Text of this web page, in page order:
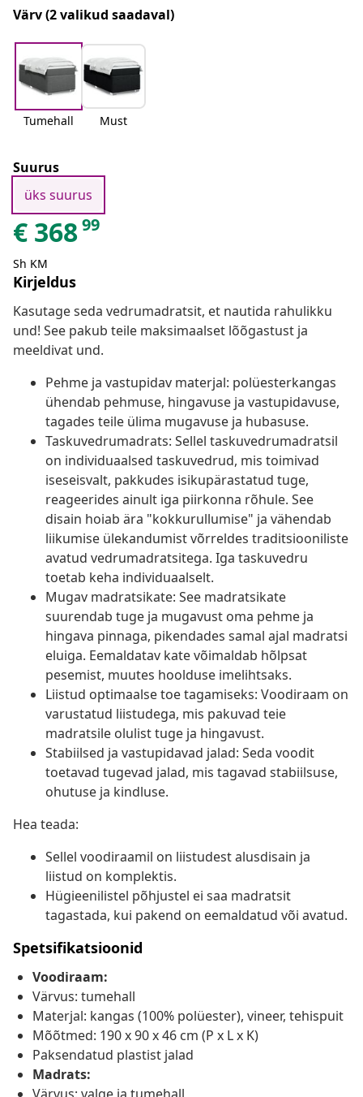
Värv(2 valikud saadaval)
Tumehall Must
Suurus
üks suurus
€ 36899
Sh KM
Kirjeldus
Kasutage seda vedrumadratsit, et nautida rahulikku
und! See pakub teile maksimaalset lõõgastust ja
meeldivat und.
Pehme ja vastupidav materjal: polüesterkangas
ühendab pehmuse, hingavuse ja vastupidavuse,
tagades teile ülima mugavuse ja hubasuse.
Taskuvedrumadrats: Sellel taskuvedrumadratsil
on individuaalsed taskuvedrud, mis toimivad
iseseisvalt, pakkudes isikupärastatud tuge,
reageerides ainult iga piirkonna rõhule. See
disain hoiab ära "kokkurullumise" ja vähendab
liikumise ülekandumist võrreldes traditsiooniliste
avatud vedrumadratsitega. Iga taskuvedru
toetab keha individuaalselt.
Mugav madratsikate: See madratsikate
suurendab tuge ja mugavust oma pehme ja
hingava pinnaga, pikendades samal ajal madratsi
eluiga. Eemaldatav kate võimaldab hõlpsat
pesemist, muutes hoolduse imelihtsaks.
Liistud optimaalse toe tagamiseks: Voodiraam on
varustatud liistudega, mis pakuvad teie
madratsile olulist tuge ja hingavust.
Stabiilsed ja vastupidavad jalad: Seda voodit
toetavad tugevad jalad, mis tagavad stabiilsuse,
ohutuse ja kindluse.
Hea teada:
Sellel voodiraamil on liistudest alusdisain ja
liistud on komplektis.
Hügieenilistel põhjustel ei saa madratsit
tagastada, kui pakend on eemaldatud või avatud.
Spetsifikatsioonid
Voodiraam:
Värvus: tumehall
Materjal: kangas (100% polüester), vineer, tehispuit
Mõõtmed: 190 x 90 x 46 cm (P x L x K)
Paksendatud plastist jalad
Madrats: